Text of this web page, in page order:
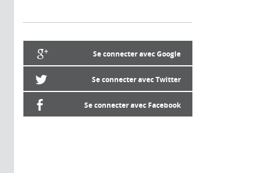
Se connecter avec Google
Se connecter avec Twitter
Se connecter avec Facebook